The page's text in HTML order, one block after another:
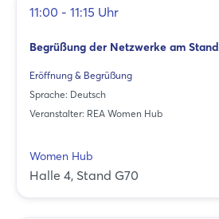
11:00 - 11:15 Uhr
Begrüßung der Netzwerke am Stand
Eröffnung & Begrüßung
Sprache: Deutsch
Veranstalter: REA Women Hub
Women Hub
Halle 4, Stand G70